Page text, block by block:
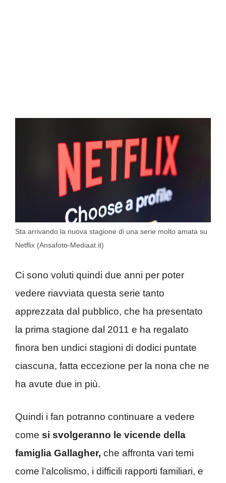
Sta arrivando la nuova stagione di una serie molto amata su
Netflix (Ansafoto-Mediaat.it)
Ci sono voluti quindi due anni per poter
vedere riavviata questa serie tanto
apprezzata dal pubblico, che ha presentato
la prima stagione dal 2011 e ha regalato
finora ben undici stagioni di dodici puntate
ciascuna, fatta eccezione per la nona che ne
ha avute due in più.
Quindi i fan potranno continuare a vedere
come si svolgeranno le vicende della
famiglia Gallagher, che affronta vari temi
come l’alcolismo, i difficili rapporti familiari, e